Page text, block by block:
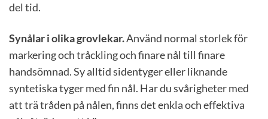
del tid.
Synålar i olika grovlekar.Använd normal storlek för
markering och tråckling och finare nål till finare
handsömnad. Sy alltid sidentyger eller liknande
syntetiska tyger med fin nål. Har du svårigheter med
att trä tråden på nålen, finns det enkla och effektiva